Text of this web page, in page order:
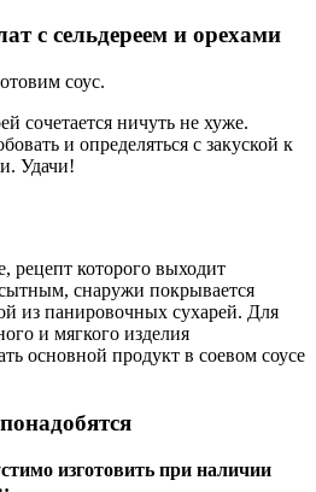
с сельдереем и орехами
соус.
сочетается ничуть не хуже.
и определяться с закуской к
Удачи!
рецепт которого выходит
снаружи покрывается
из панировочных сухарей. Для
и мягкого изделия
основной продукт в соевом соусе
изготовить при наличии